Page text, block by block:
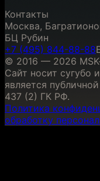
Контакты
Москва,
БЦ Рубин
+7 (495) 844-88-88
© 2016 — 2026
Сайт носит сугубо
является
437 (2) ГК РФ.
Политика
обработку